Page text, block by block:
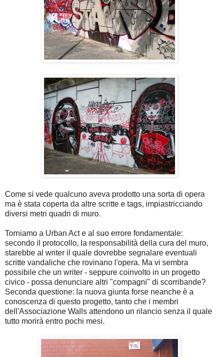
Come si vede qualcuno aveva prodotto una sorta di opera
ma è stata coperta da altre scritte e tags, impiastricciando
diversi metri quadri di muro.
Torniamo a Urban Act e al suo errore fondamentale:
secondo il protocollo, la responsabilità della cura del muro,
starebbe al writer il quale dovrebbe segnalare eventuali
scritte vandaliche che rovinano l'opera. Ma vi sembra
possibile che un writer - seppure coinvolto in un progetto
civico - possa denunciare altri "compagni" di scorribande?
Seconda questione: la nuova giunta forse neanche è a
conoscenza di questo progetto, tanto che i membri
dell'Associazione Walls attendono un rilancio senza il quale
tutto morirà entro pochi mesi.